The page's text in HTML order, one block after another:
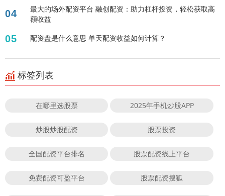
04
最大的场外配资平台 融创配资：助力杠杆投资，轻松获取高
额收益
05 配资盘是什么意思 单天配资收益如何计算？
标签列表
在哪里选股票 2025年手机炒股APP
炒股炒股配资 股票投资
全国配资平台排名 股票配资线上平台
免费配资可盈平台 股票配资搜狐